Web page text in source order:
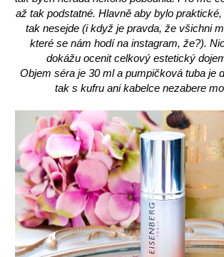
až tak podstatné. Hlavně aby bylo
tak nesejde (i když je pravda, že všichni
které se nám hodí na instagram, že?).
dokážu ocenit celkový estetický
Objem séra je 30 ml a pumpičková tuba je
tak s kufru ani kabelce nezabere